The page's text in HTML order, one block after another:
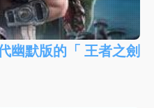
幽默版的「 王者之劍